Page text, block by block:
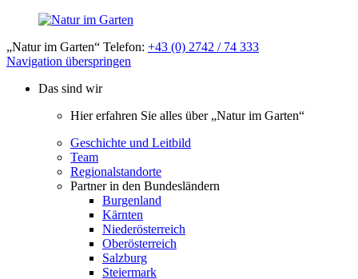
„Natur im Garten“ Telefon: +43 (0) 2742 / 74 333
Navigation überspringen
Das sind wir
Hier erfahren Sie alles über „Natur im Garten“
Geschichte und Leitbild
Team
Regionalstandorte
Partner in den Bundesländern
Burgenland
Kärnten
Niederösterreich
Oberösterreich
Salzburg
Steiermark